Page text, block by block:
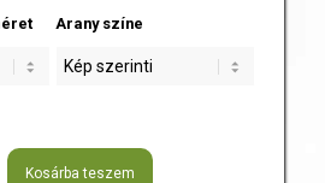
Arany színe
Kosárba teszem